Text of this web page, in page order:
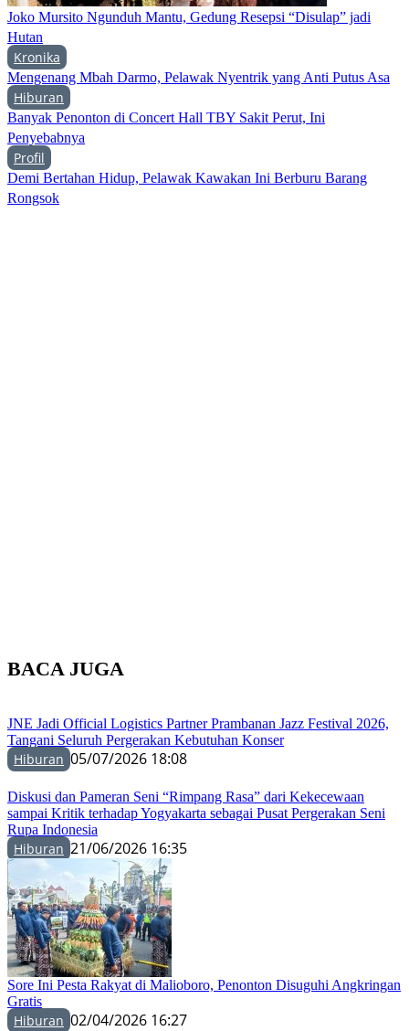
Joko Mursito Ngunduh Mantu, Gedung Resepsi “Disulap” jadi
Hutan
Kronika
Mengenang Mbah Darmo, Pelawak Nyentrik yang Anti Putus Asa
Hiburan
Banyak Penonton di Concert Hall TBY Sakit Perut, Ini
Penyebabnya
Profil
Demi Bertahan Hidup, Pelawak Kawakan Ini Berburu Barang
Rongsok
BACA JUGA
JNE Jadi Official Logistics Partner Prambanan Jazz Festival 2026,
Tangani Seluruh Pergerakan Kebutuhan Konser
Hiburan 05/07/2026 18:08
Diskusi dan Pameran Seni “Rimpang Rasa” dari Kekecewaan
sampai Kritik terhadap Yogyakarta sebagai Pusat Pergerakan Seni
Rupa Indonesia
Hiburan 21/06/2026 16:35
Sore Ini Pesta Rakyat di Malioboro, Penonton Disuguhi Angkringan
Gratis
Hiburan 02/04/2026 16:27